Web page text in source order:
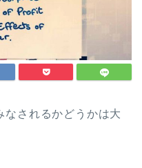
なされるかどうかは大